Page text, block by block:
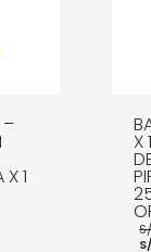
–
1
X
S/
S/